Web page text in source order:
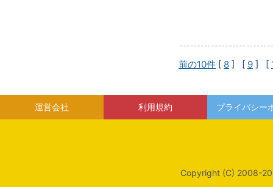
前の10件 [ 8 ] [ 9 ] [
運営会社 利用規約 プライバシー
Copyright (C) 2008-